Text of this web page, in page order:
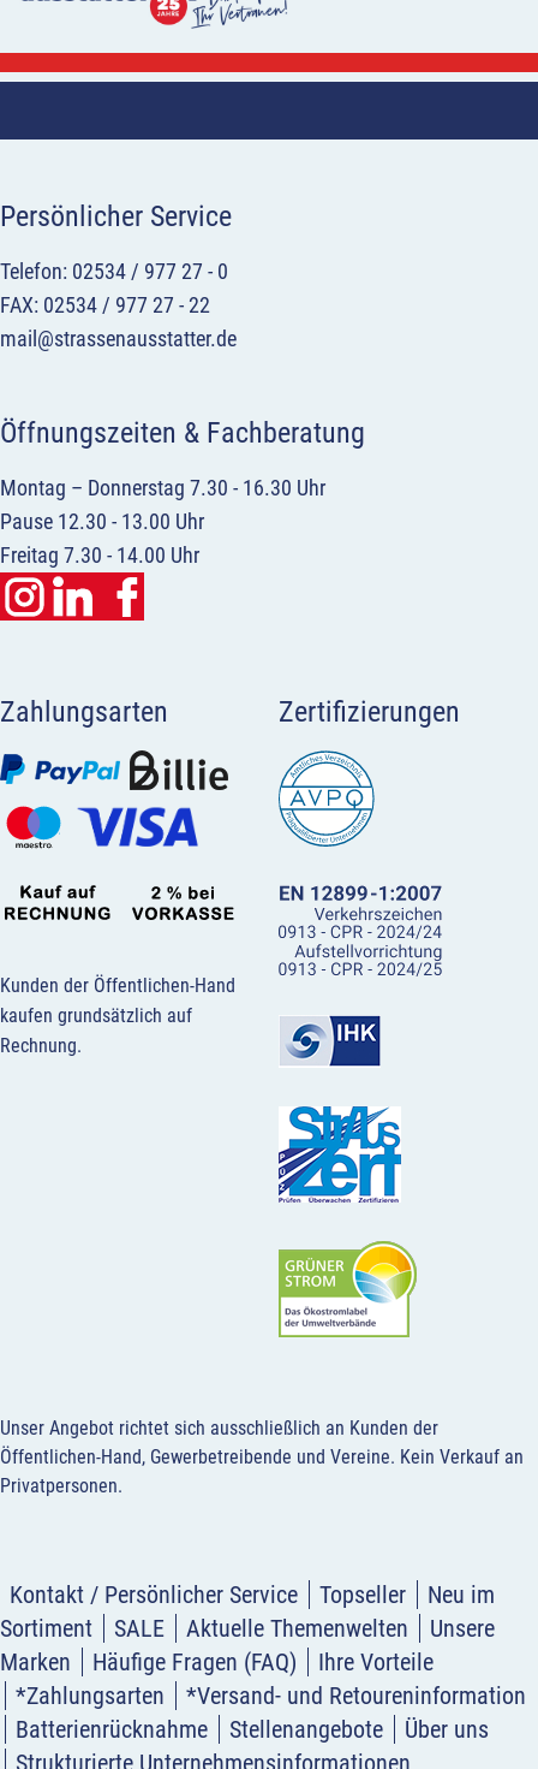
Persönlicher Service
Telefon: 02534 / 977 27 - 0
FAX: 02534 / 977 27 - 22
mail@strassenausstatter.de
Öffnungszeiten & Fachberatung
Montag – Donnerstag 7.30 - 16.30 Uhr
Pause 12.30 - 13.00 Uhr
Freitag 7.30 - 14.00 Uhr
Zahlungsarten
Kunden der Öffentlichen-Hand
kaufen grundsätzlich auf
Rechnung.
Zertifizierungen
Unser Angebot richtet sich ausschließlich an Kunden der
Öffentlichen-Hand, Gewerbetreibende und Vereine. Kein Verkauf an
Privatpersonen.
Kontakt / Persönlicher Service Topseller
Neu im
Sortiment
SALE Aktuelle Themenwelten
Unsere
Marken
Häufige Fragen (FAQ)
Ihre Vorteile
*Zahlungsarten
*Versand- und Retoureninformation
Batterienrücknahme
Stellenangebote
Über uns
Strukturierte Unternehmensinformationen